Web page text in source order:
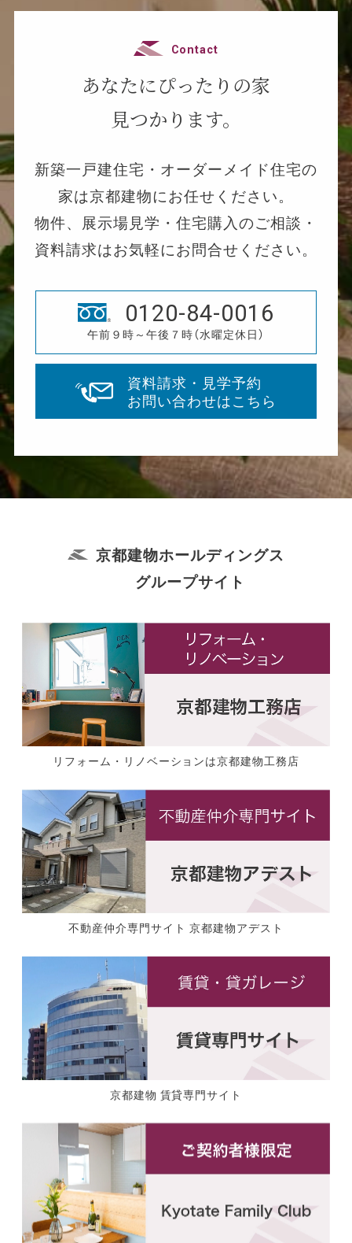
Contact
あなたにぴったりの家
見つかります。
新築一戸建住宅・オーダーメイド住宅の
家は京都建物にお任せください。
物件、展示場見学・住宅購入のご相談・
資料請求はお気軽にお問合せください。
0120-84-0016
午前９時～午後７時（水曜定休日）
資料請求・見学予約
お問い合わせはこちら
京都建物ホールディングス
グループサイト
リフォーム・リノベーションは京都建物工務店
不動産仲介専門サイト 京都建物アデスト
京都建物 賃貸専門サイト